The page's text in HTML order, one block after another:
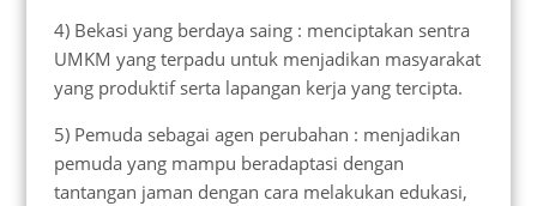
4) Bekasi yang berdaya saing : menciptakan sentra
UMKM yang terpadu untuk menjadikan masyarakat
yang produktif serta lapangan kerja yang tercipta.
5) Pemuda sebagai agen perubahan : menjadikan
pemuda yang mampu beradaptasi dengan
tantangan jaman dengan cara melakukan edukasi,